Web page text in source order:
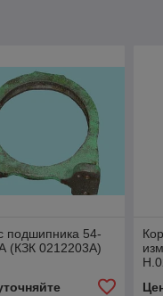
подшипника 54-
(КЗК 0212203А)